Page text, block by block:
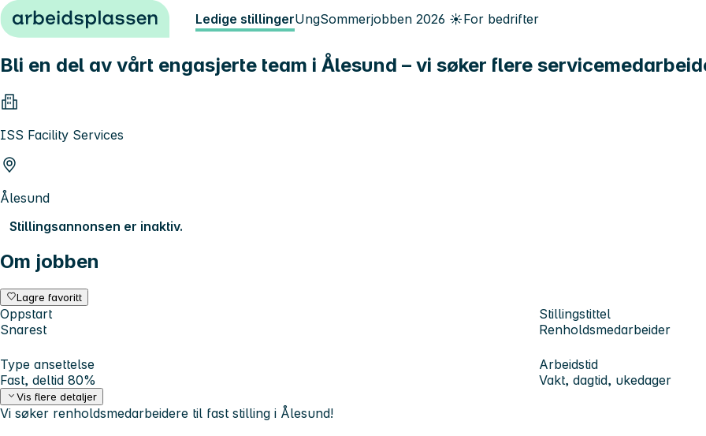
Hopp til innhold Ledige stillingerUngSommerjobben 2026 ☀️For bedrifter
Bli en del av vårt engasjerte team i Ålesund – vi søker flere
ISS Facility Services
Ålesund
Stillingsannonsen er inaktiv.
Om jobben
Lagre favoritt
Oppstart
Snarest
Stillingstittel
Renholdsmedarbeider
Type ansettelse
Fast, deltid 80%
Arbeidstid
Vakt, dagtid, ukedager
Vis flere detaljer
Vi søker renholdsmedarbeidere til fast stilling i Ålesund!